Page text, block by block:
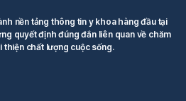
nền tảng thông tin y khoa hàng đầu tại
quyết định đúng đắn liên quan về chăm
thiện chất lượng cuộc sống.